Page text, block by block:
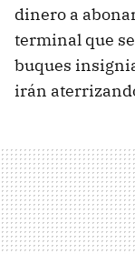
dinero a
terminal que
buques
irán